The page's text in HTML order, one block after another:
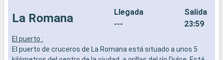
La Romana
Llegada
---
Salida
23:59
El puerto :
El puerto de cruceros de La Romana está situado a unos 5